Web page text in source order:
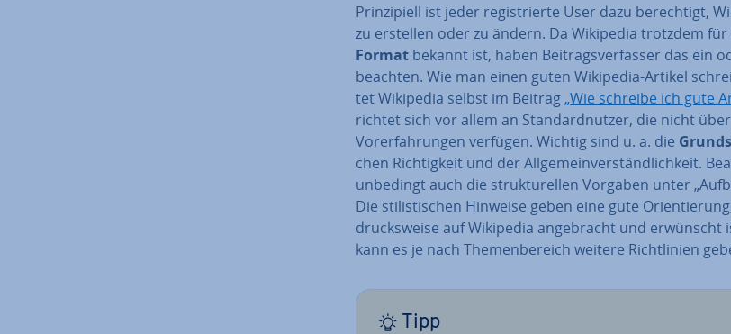
Prin­zi­pi­ell ist jeder re­gis­trier­te User dazu be­rech­tigt,
zu erstellen oder zu ändern. Da Wikipedia trotzdem für
Format bekannt ist, haben Bei­trags­ver­fas­ser das ein
beachten. Wie man einen guten Wikipedia-Artikel
tet Wikipedia selbst im Beitrag„Wie schreibe ich gute
richtet sich vor allem an Stan­dard­nut­zer, die nicht
Vor­er­fah­run­gen verfügen. Wichtig sind u. a. die
chen Rich­tig­keit und der All­ge­mein­ver­ständ­lich­keit.
unbedingt auch die struk­tu­rel­len Vorgaben unter
Die sti­lis­ti­schen Hinweise geben eine gute
drucks­wei­se auf Wikipedia an­ge­bracht und erwünscht
kann es je nach The­men­be­reich weitere Richt­li­ni­en
Tipp